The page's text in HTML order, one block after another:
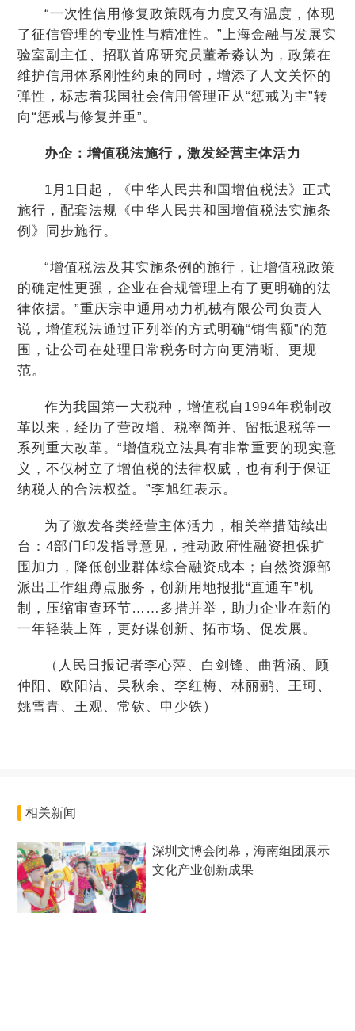
“一次性信用修复政策既有力度又有温度，体现
了征信管理的专业性与精准性。”上海金融与发展实
验室副主任、招联首席研究员董希淼认为，政策在
维护信用体系刚性约束的同时，增添了人文关怀的
弹性，标志着我国社会信用管理正从“惩戒为主”转
向“惩戒与修复并重”。
办企：增值税法施行，激发经营主体活力
1月1日起，《中华人民共和国增值税法》正式
施行，配套法规《中华人民共和国增值税法实施条
例》同步施行。
“增值税法及其实施条例的施行，让增值税政策
的确定性更强，企业在合规管理上有了更明确的法
律依据。”重庆宗申通用动力机械有限公司负责人
说，增值税法通过正列举的方式明确“销售额”的范
围，让公司在处理日常税务时方向更清晰、更规
范。
作为我国第一大税种，增值税自1994年税制改
革以来，经历了营改增、税率简并、留抵退税等一
系列重大改革。“增值税立法具有非常重要的现实意
义，不仅树立了增值税的法律权威，也有利于保证
纳税人的合法权益。”李旭红表示。
为了激发各类经营主体活力，相关举措陆续出
台：4部门印发指导意见，推动政府性融资担保扩
围加力，降低创业群体综合融资成本；自然资源部
派出工作组蹲点服务，创新用地报批“直通车”机
制，压缩审查环节……多措并举，助力企业在新的
一年轻装上阵，更好谋创新、拓市场、促发展。
（人民日报记者李心萍、白剑锋、曲哲涵、顾
仲阳、欧阳洁、吴秋余、李红梅、林丽鹂、王珂、
姚雪青、王观、常钦、申少铁）
相关新闻
深圳文博会闭幕，海南组团展示
文化产业创新成果